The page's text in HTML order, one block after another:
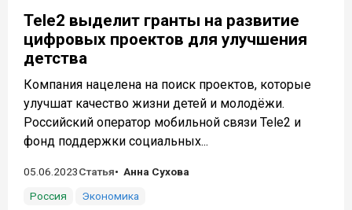
Tele2 выделит гранты на развитие
цифровых проектов для улучшения
детства
Компания нацелена на поиск проектов, которые
улучшат качество жизни детей и молодёжи.
Российский оператор мобильной связи Tele2 и
фонд поддержки социальных...
05.06.2023Статья
Анна Сухова
Россия
Экономика